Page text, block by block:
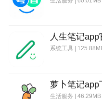
系统工具 |
生活服务 | 46.29MB